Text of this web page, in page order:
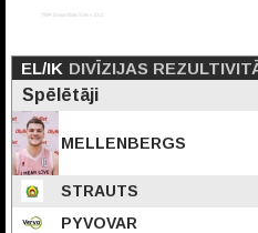
EL/IK DIVĪZIJAS
Spēlētāji
MELLENBERGS
STRAUTS
PYVOVAR